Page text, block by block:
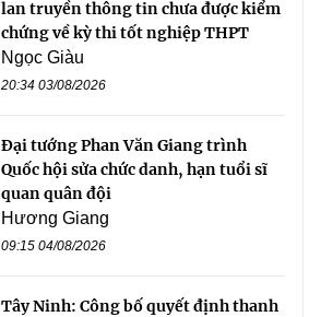
lan truyền thông tin chưa được kiểm
chứng về kỳ thi tốt nghiệp THPT
Ngọc Giàu
20:34 03/08/2026
Đại tướng Phan Văn Giang trình
Quốc hội sửa chức danh, hạn tuổi sĩ
quan quân đội
Hương Giang
09:15 04/08/2026
Tây Ninh: Công bố quyết định thanh